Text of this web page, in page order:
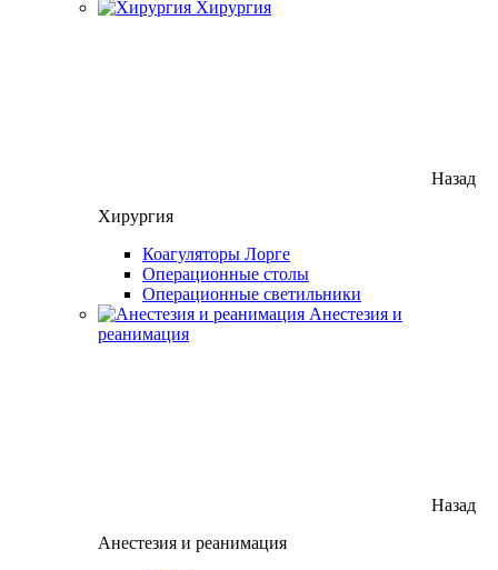
Хирургия
Назад
Хирургия
Коагуляторы Лорге
Операционные столы
Операционные светильники
Анестезия и
реанимация
Назад
Анестезия и реанимация